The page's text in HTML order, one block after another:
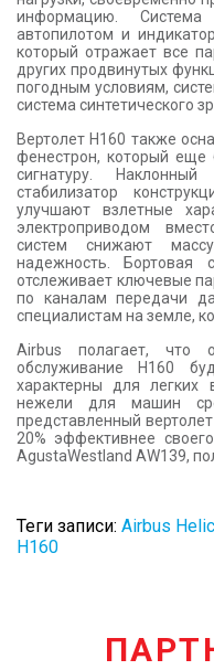
информацию.
автопилотом и
который отражает все
других продвинутых
погодным условиям,
система синтетического
Вертолет H160 также
фенестрон, который еще
сигнатуру.
стабилизатор
улучшают взлетные
электроприводом
систем снижают
надежность. Бортовая
отслеживает ключевые
по каналам передачи
специалистам на земле,
Airbus полагает, что
обслуживание H160
характерны для легких
нежели для машин
представленный
20% эффективнее
AgustaWestland AW139,
Теги записи: Airbus
H160